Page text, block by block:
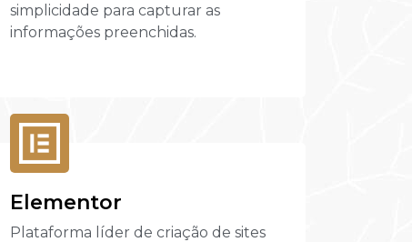
simplicidade para capturar as
informações preenchidas.
Elementor
Plataforma líder de criação de sites